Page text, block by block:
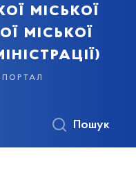
міської
міської
Пошук